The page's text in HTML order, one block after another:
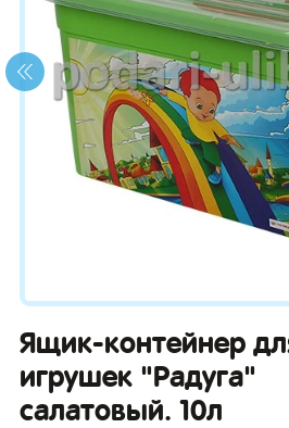
Ящик-контейнер
игрушек "Радуга"
салатовый. 10л